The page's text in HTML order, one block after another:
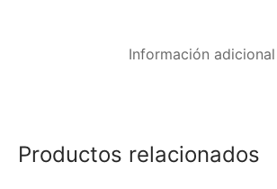
Información adicional
Productos relacionados